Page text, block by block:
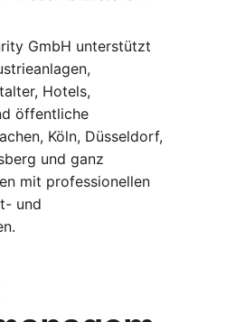
GmbH unterstützt
Hotels,
öffentliche
Köln, Düsseldorf,
und ganz
mit professionellen
und